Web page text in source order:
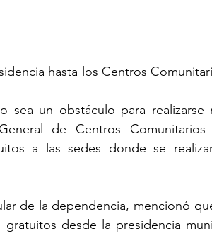
hasta los Centros
un obstáculo para realizarse
de Centros
a las sedes donde se
de la dependencia, mencionó
desde la presidencia